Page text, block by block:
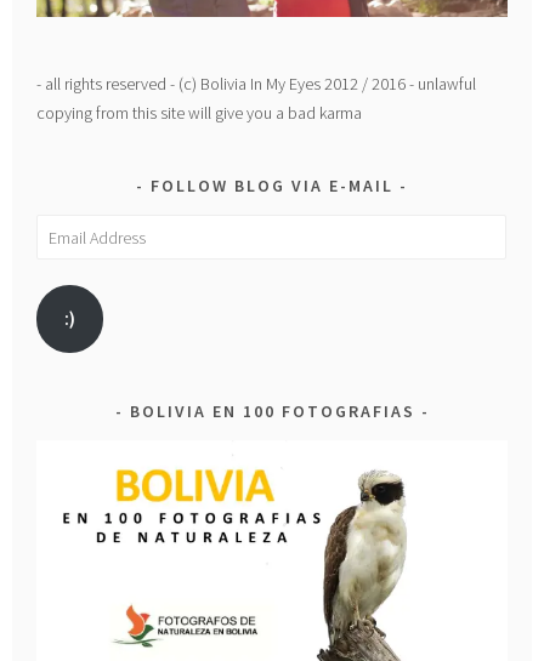
- all rights reserved - (c) Bolivia In My Eyes 2012 / 2016 - unlawful
copying from this site will give you a bad karma
FOLLOW BLOG VIA E-MAIL
Email
:)
BOLIVIA EN 100 FOTOGRAFIAS